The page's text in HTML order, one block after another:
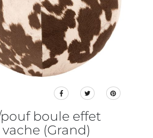
boule effet
(Grand)